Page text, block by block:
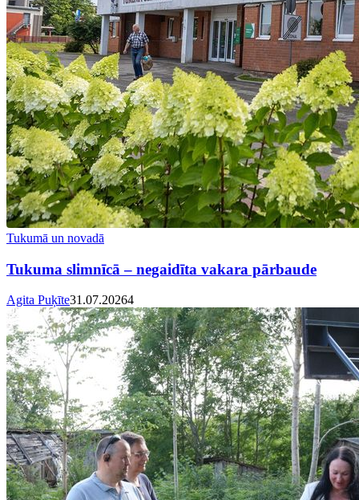
Tukumā un novadā
Tukuma slimnīcā – negaidīta vakara pārbaude
Agita Puķīte31.07.20264